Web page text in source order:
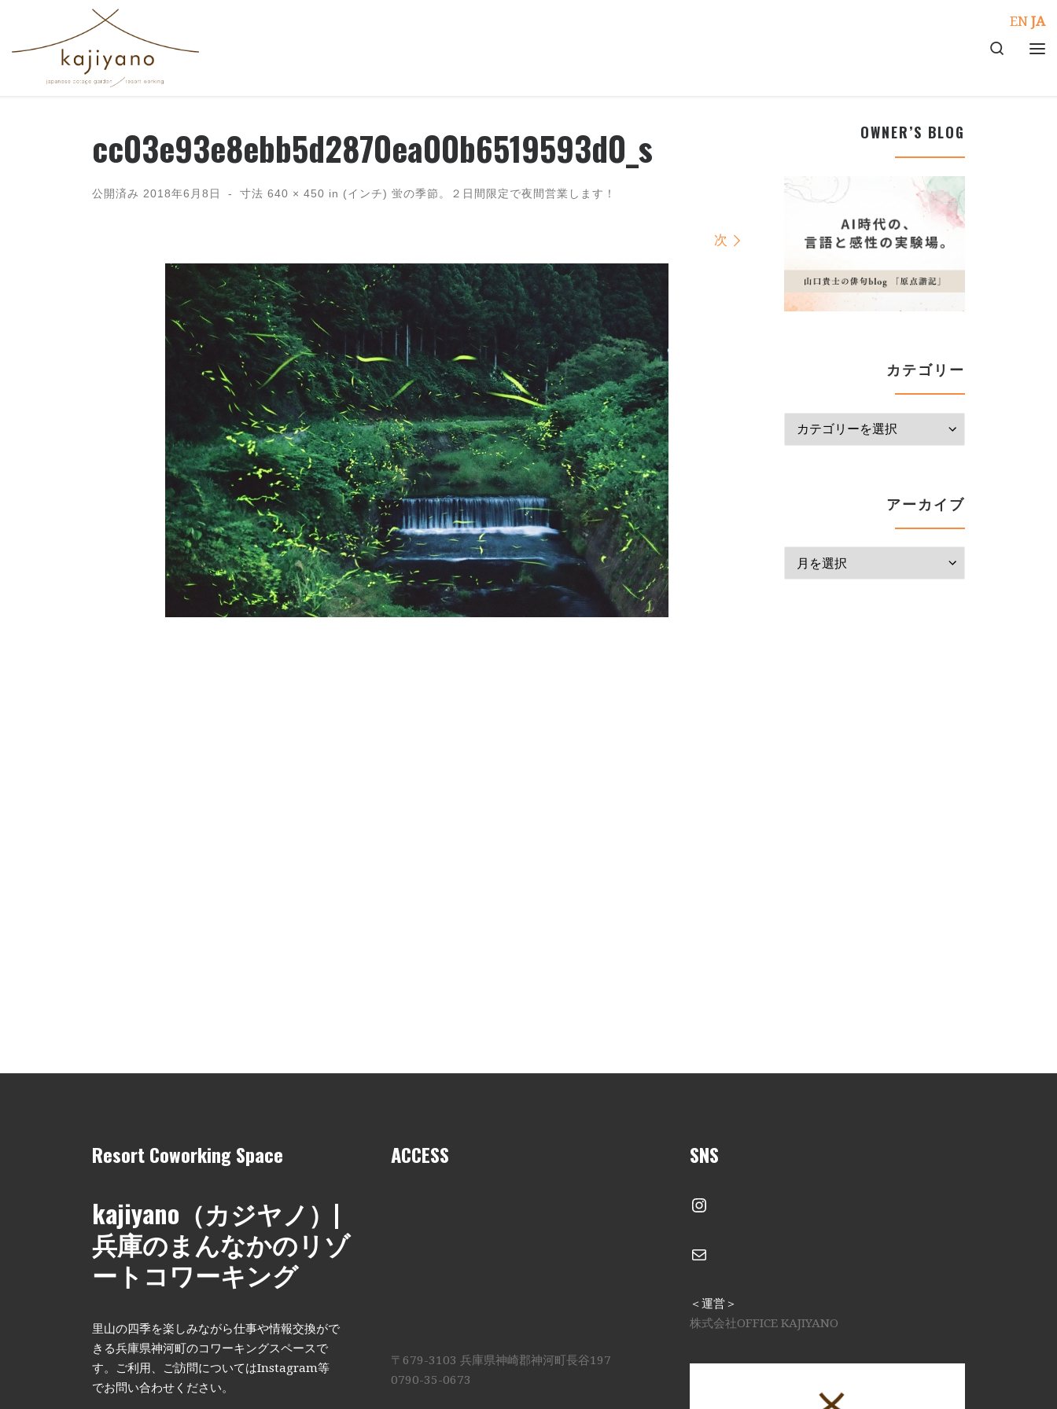
コンテンツへスキップ
Search
cc03e93e8ebb5d2870ea00b6519593d0_s
公開済み 2018年6月8日 - 寸法 640 × 450 in (インチ) 蛍の季節。２日間限定で夜間営業します！
次
OWNER’S BLOG
カテゴリー
アーカイブ
Resort Coworking Space
kajiyano（カジヤノ）|
兵庫のまんなかのリゾ
ートコワーキング
里山の四季を楽しみながら仕事や情報交換がで
きる兵庫県神河町のコワーキングスペースで
す。ご利用、ご訪問についてはInstagram等
でお問い合わせください。
ACCESS
〒679-3103 兵庫県神崎郡神河町長谷197
0790-35-0673
SNS
Instagram
メール
＜運営＞
株式会社OFFICE KAJIYANO
EN JA